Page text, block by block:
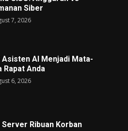
Siber
7, 2026
Asisten AI Menjadi Mata-
Rapat Anda
6, 2026
Server Ribuan Korban